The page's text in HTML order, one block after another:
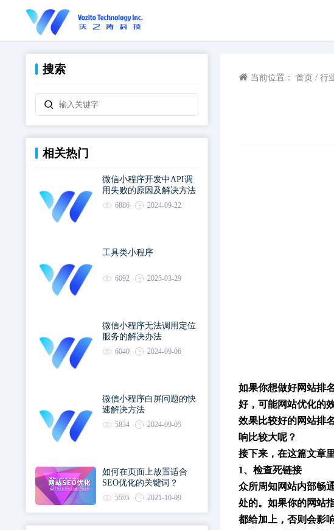
搜索
相关热门
微信小程序开发中API调
用失败的原因及解决方法
6886 2024-09-22
工具类小程序
6092 2025-03-29
微信小程序无法调用定位
服务的解决办法
6040 2024-09-06
微信小程序白屏问题的快
速解决方法
5834 2024-09-05
如何在页面上放置适合
SEO优化的关键词？
5595 2021-10-09
当前位置： 首页 / 行
如果你想做好网站排
好， 可能网站优化的
效果比较好的网站排
响比较大呢？
接下来，在这篇文章
1、检查死链接
众所周知网站内部畅
处的。 如果你的网站
都给加上，否则会影